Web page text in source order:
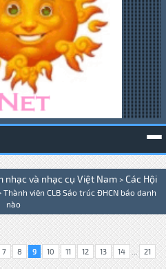
nhạc và nhạc cụ Việt Nam > Các Hội
Thành viên CLB Sáo trúc ĐHCN báo danh
nào
7 8 9 10 11 12 13 14 ...
21